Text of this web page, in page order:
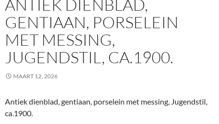
ANTIEK DIENBLAD,
GENTIAAN, PORSELEIN
MET MESSING,
JUGENDSTIL, CA.1900.
MAART 12, 2026
Antiek dienblad, gentiaan, porselein met messing, Jugendstil,
ca.1900.